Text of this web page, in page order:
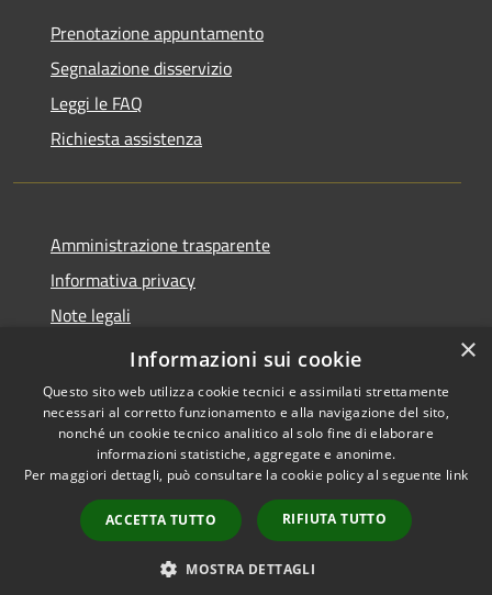
Prenotazione appuntamento
Segnalazione disservizio
Leggi le FAQ
Richiesta assistenza
Amministrazione trasparente
Informativa privacy
Note legali
Dichiarazione di accessibilità
Accessibilità
Copyright © 2026 • Comune di
San Martino Valle Caudina •
Powered byMunicipium
Accesso redazione
×
Informazioni sui cookie
Questo sito web utilizza cookie tecnici e assimilati strettamente
necessari al corretto funzionamento e alla navigazione del sito,
nonché un cookie tecnico analitico al solo fine di elaborare
informazioni statistiche, aggregate e anonime.
Per maggiori dettagli, può consultare la cookie policy al seguente link
ACCETTA TUTTO RIFIUTA TUTTO
MOSTRA DETTAGLI